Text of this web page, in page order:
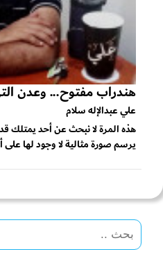
هندراب مفتوح... وعدن
علي عبدالإله سلام
هذه المرة لا نبحث عن أحد يمتلك
يرسم صورة مثالية لا وجود لها